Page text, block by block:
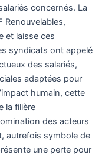
concernés. La
Renouvelables,
et laisse ces
syndicats ont appelé
des salariés,
adaptées pour
humain, cette
la filière
des acteurs
autrefois symbole de
une perte pour